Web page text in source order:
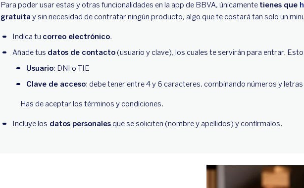
Para poder usar estas y otras funcionalidades en la app de BBVA, únicamente tienes que
gratuita y sin necesidad de contratar ningún producto, algo que te costará tan solo un
Indica tu correo electrónico.
Añade tus datos de contacto (usuario y clave), los cuales te servirán para entrar.
Usuario: DNI o TIE
Clave de acceso: debe tener entre 4 y 6 caracteres, combinando números y
Has de aceptar los términos y condiciones.
Incluye los datos personales que se soliciten (nombre y apellidos) y confírmalos.